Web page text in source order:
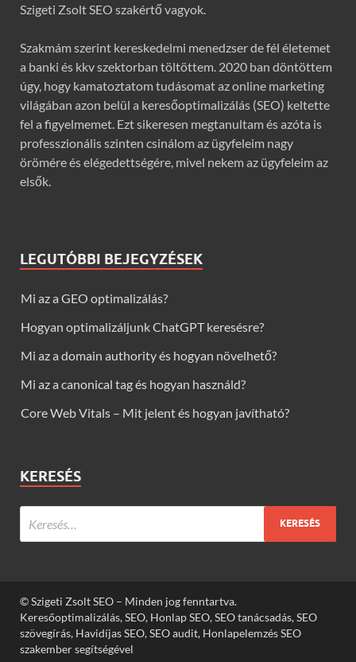
Szigeti Zsolt SEO szakértő vagyok.
Szakmám szerint kereskedelmi menedzser de fél életemet
a banki és kkv szektorban töltöttem. 2020 ban döntöttem
úgy, hogy kamatoztatom tudásomat az online marketing
világában azon belül a keresőoptimalizálás (SEO) keltette
fel a figyelmemet. Ezt sikeresen megtanultam és azóta is
professzionális szinten csinálom az ügyfeleim nagy
örömére és elégedettségére, mivel nekem az ügyfeleim az
elsők.
LEGUTÓBBI BEJEGYZÉSEK
Mi az a GEO optimalizálás?
Hogyan optimalizáljunk ChatGPT keresésre?
Mi az a domain authority és hogyan növelhető?
Mi az a canonical tag és hogyan használd?
Core Web Vitals – Mit jelent és hogyan javítható?
KERESÉS
© Szigeti Zsolt SEO – Minden jog fenntartva.
Keresőoptimalizálás, SEO, Honlap SEO, SEO tanácsadás, SEO
szövegírás, Havidíjas SEO, SEO audit, Honlapelemzés SEO
szakember segítségével